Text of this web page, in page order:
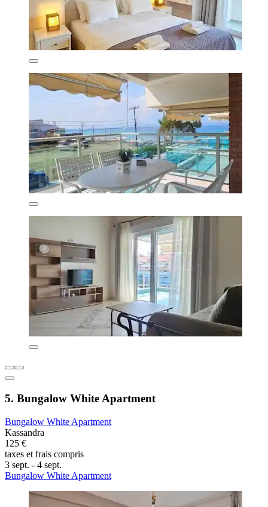
5. Bungalow White Apartment
Bungalow White Apartment
Kassandra
125 €
taxes et frais compris
3 sept. - 4 sept.
Bungalow White Apartment